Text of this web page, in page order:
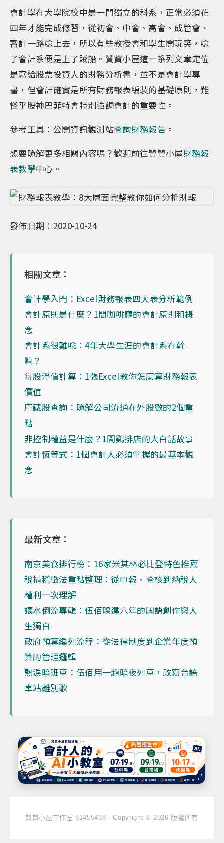
會計學在大學院校中是一門獨立的科系，正常必須花
四年才能完成修習，從初會、中會、高會、成管會、
審計一路唸上去，所以有些教授會和學生開玩笑，唸
了會計系便是上了賊船。贊贊小屋這一系列文章定位
是寫給股票投資人的財務分析書，並不是會計學專
書，但會計確實是所有財務報表編製的基礎原則，難
怪乎股神巴菲特會特別強調會計的重要性。
參考工具：公開資訊觀測站查詢財務報告 。
想要瞭解更多相關內容嗎？歡迎前往贊贊小屋財務報
表教學中心。
發佈日期：2020-10-24
相關文章：
會計學入門：Excel財務報表四大表分析範例
會計原則是什麼？1間咖啡廳的會計原則和概
念
會計系很難唸：4年大學生涯的會計系在幹
嘛？
每股淨值計算：1張Excel教你怎麼算財務報表
價值
庫藏股查詢：瞭解公司流通在外股數的2個重
點
非控制權益是什麼？1間鷄排店的大白話故事
會計恆等式：1個會計人必須掌握的最基本觀
念
最新文章：
南京美食排行榜：16家米其林必比登特色推薦
稅捐稽徵法重點整理：從申報、查核到納稅人
權利一次理解
讓水倒流專輯：伍佰睽違六年的國語創作與人
生獨白
政府預算編列流程：從法律制度到企業年度預
算的管理邏輯
熱淚暗班車：伍佰用一趟暗夜列車，改寫台語
車站離別歌
贊贊小屋工作室 91455438 · Copyright © 2026 版權所有